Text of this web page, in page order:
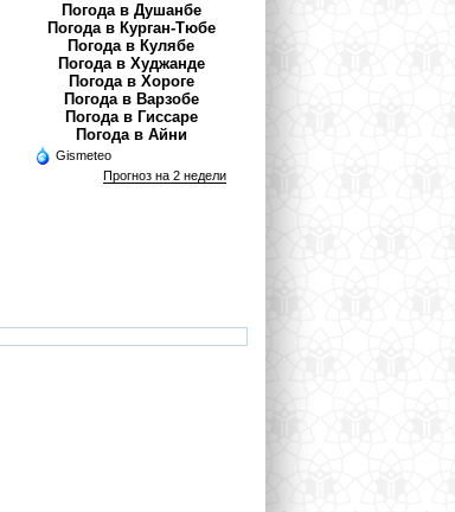
Погода в Душанбе
Погода в Курган-Тюбе
Погода в Кулябе
Погода в Худжанде
Погода в Хороге
Погода в Варзобе
Погода в Гиссаре
Погода в Айни
Gismeteo
Прогноз на 2 недели